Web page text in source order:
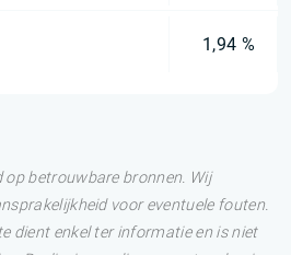
1,94 %
op betrouwbare bronnen. Wij
voor eventuele fouten.
dient enkel ter informatie en is niet